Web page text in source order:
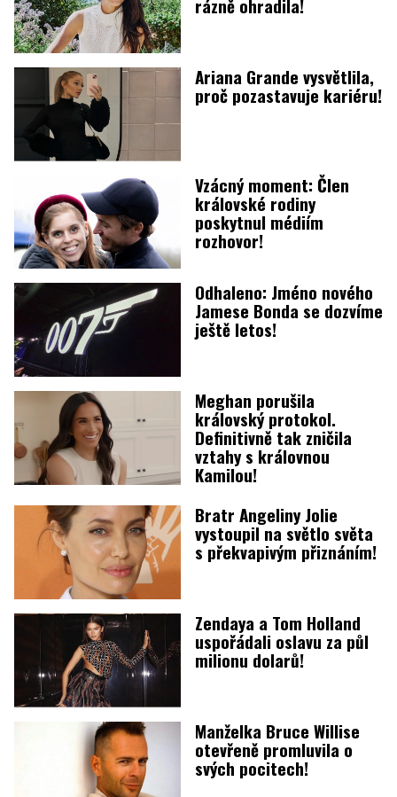
rázně ohradila!
Ariana Grande vysvětlila,
proč pozastavuje kariéru!
Vzácný moment: Člen
královské rodiny
poskytnul médiím
rozhovor!
Odhaleno: Jméno nového
Jamese Bonda se dozvíme
ještě letos!
Meghan porušila
královský protokol.
Definitivně tak zničila
vztahy s královnou
Kamilou!
Bratr Angeliny Jolie
vystoupil na světlo světa
s překvapivým přiznáním!
Zendaya a Tom Holland
uspořádali oslavu za půl
milionu dolarů!
Manželka Bruce Willise
otevřeně promluvila o
svých pocitech!